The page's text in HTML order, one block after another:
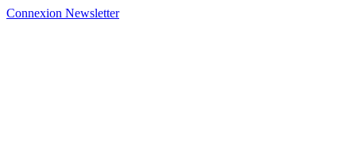
Connexion Newsletter